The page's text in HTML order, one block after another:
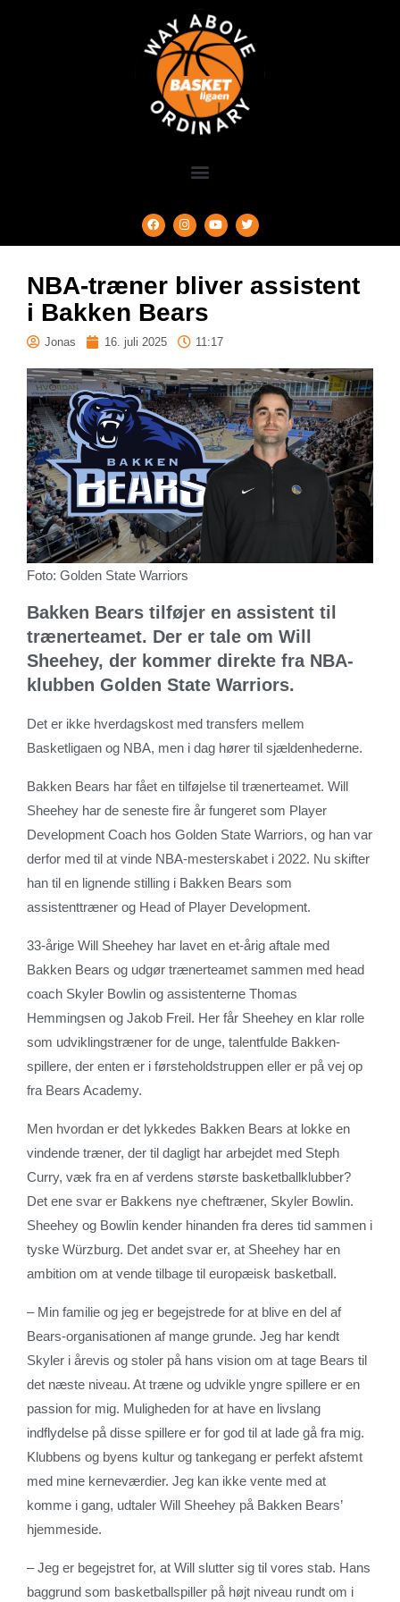
NBA-træner bliver assistent
i Bakken Bears
Jonas 16. juli 2025 11:17
Foto: Golden State Warriors
Bakken Bears tilføjer en assistent til
trænerteamet. Der er tale om Will
Sheehey, der kommer direkte fra NBA-
klubben Golden State Warriors.
Det er ikke hverdagskost med transfers mellem
Basketligaen og NBA, men i dag hører til sjældenhederne.
Bakken Bears har fået en tilføjelse til trænerteamet. Will
Sheehey har de seneste fire år fungeret som Player
Development Coach hos Golden State Warriors, og han var
derfor med til at vinde NBA-mesterskabet i 2022. Nu skifter
han til en lignende stilling i Bakken Bears som
assistenttræner og Head of Player Development.
33-årige Will Sheehey har lavet en et-årig aftale med
Bakken Bears og udgør trænerteamet sammen med head
coach Skyler Bowlin og assistenterne Thomas
Hemmingsen og Jakob Freil. Her får Sheehey en klar rolle
som udviklingstræner for de unge, talentfulde Bakken-
spillere, der enten er i førsteholdstruppen eller er på vej op
fra Bears Academy.
Men hvordan er det lykkedes Bakken Bears at lokke en
vindende træner, der til dagligt har arbejdet med Steph
Curry, væk fra en af verdens største basketballklubber?
Det ene svar er Bakkens nye cheftræner, Skyler Bowlin.
Sheehey og Bowlin kender hinanden fra deres tid sammen i
tyske Würzburg. Det andet svar er, at Sheehey har en
ambition om at vende tilbage til europæisk basketball.
– Min familie og jeg er begejstrede for at blive en del af
Bears-organisationen af mange grunde. Jeg har kendt
Skyler i årevis og stoler på hans vision om at tage Bears til
det næste niveau. At træne og udvikle yngre spillere er en
passion for mig. Muligheden for at have en livslang
indflydelse på disse spillere er for god til at lade gå fra mig.
Klubbens og byens kultur og tankegang er perfekt afstemt
med mine kerneværdier. Jeg kan ikke vente med at
komme i gang, udtaler Will Sheehey på Bakken Bears’
hjemmeside.
– Jeg er begejstret for, at Will slutter sig til vores stab. Hans
baggrund som basketballspiller på højt niveau rundt om i